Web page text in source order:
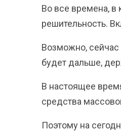
Во все времена, в
решительность.
Возможно, сейчас
будет дальше,
В настоящее
средства
Поэтому на